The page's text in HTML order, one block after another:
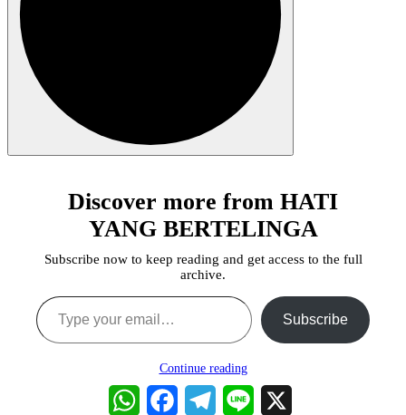
WhatsAppFacebookTelegramLine
Discover more from HATI
YANG BERTELINGA
Subscribe now to keep reading and get access to the full
archive.
Type your email…
Subscribe
Continue reading